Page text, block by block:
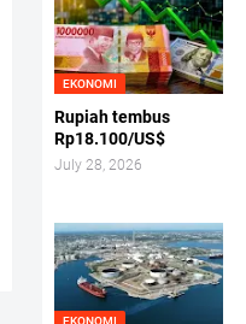
EKONOMI
Rupiah tembus
Rp18.100/US$
July 28, 2026
EKONOMI